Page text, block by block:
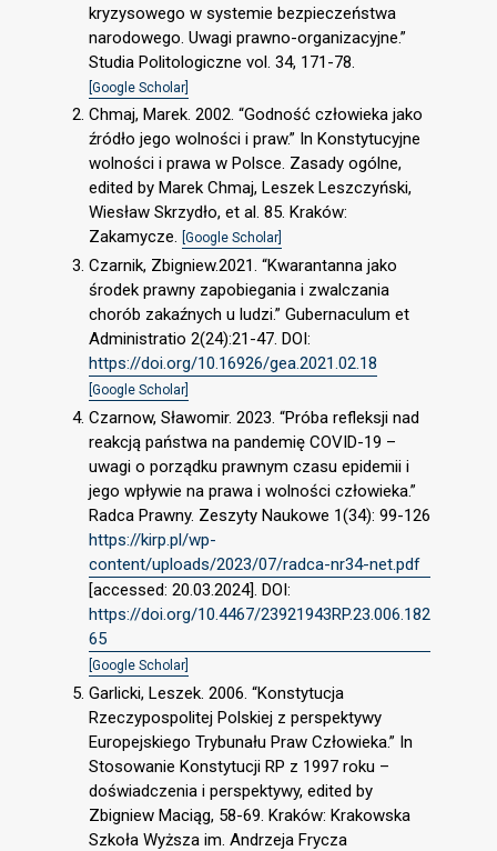
kryzysowego w systemie bezpieczeństwa
narodowego. Uwagi prawno-organizacyjne.”
Studia Politologiczne vol. 34, 171-78.
[Google Scholar]
Chmaj, Marek. 2002. “Godność człowieka jako
źródło jego wolności i praw.” In Konstytucyjne
wolności i prawa w Polsce. Zasady ogólne,
edited by Marek Chmaj, Leszek Leszczyński,
Wiesław Skrzydło, et al. 85. Kraków:
Zakamycze. [Google Scholar]
Czarnik, Zbigniew.2021. “Kwarantanna jako
środek prawny zapobiegania i zwalczania
chorób zakaźnych u ludzi.” Gubernaculum et
Administratio 2(24):21-47. DOI:
https://doi.org/10.16926/gea.2021.02.18
[Google Scholar]
Czarnow, Sławomir. 2023. “Próba refleksji nad
reakcją państwa na pandemię COVID-19 –
uwagi o porządku prawnym czasu epidemii i
jego wpływie na prawa i wolności człowieka.”
Radca Prawny. Zeszyty Naukowe 1(34): 99-126
https://kirp.pl/wp-
content/uploads/2023/07/radca-nr34-net.pdf
[accessed: 20.03.2024]. DOI:
https://doi.org/10.4467/23921943RP.23.006.182
65
[Google Scholar]
Garlicki, Leszek. 2006. “Konstytucja
Rzeczypospolitej Polskiej z perspektywy
Europejskiego Trybunału Praw Człowieka.” In
Stosowanie Konstytucji RP z 1997 roku –
doświadczenia i perspektywy, edited by
Zbigniew Maciąg, 58-69. Kraków: Krakowska
Szkoła Wyższa im. Andrzeja Frycza